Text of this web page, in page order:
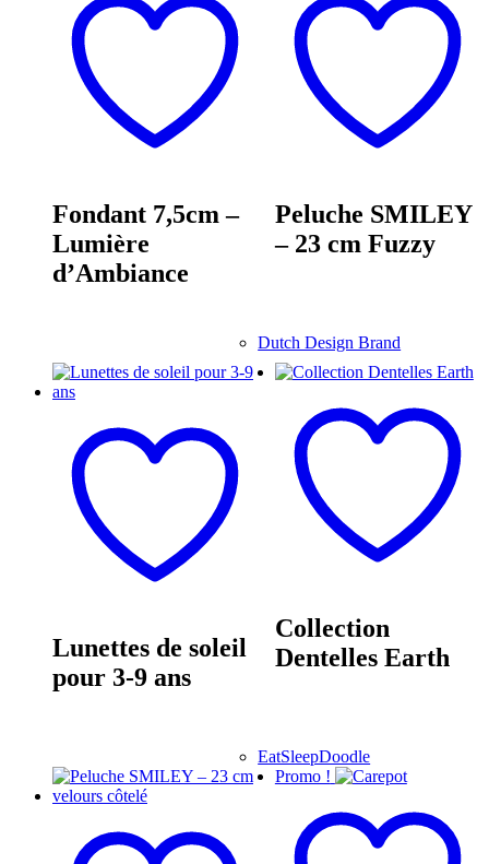
Fondant 7,5cm –
Lumière
d’Ambiance
Peluche SMILEY
– 23 cm Fuzzy
Lunettes de soleil
pour 3-9 ans
Collection
Dentelles Earth
Promo !
Dutch Design Brand
EatSleepDoodle